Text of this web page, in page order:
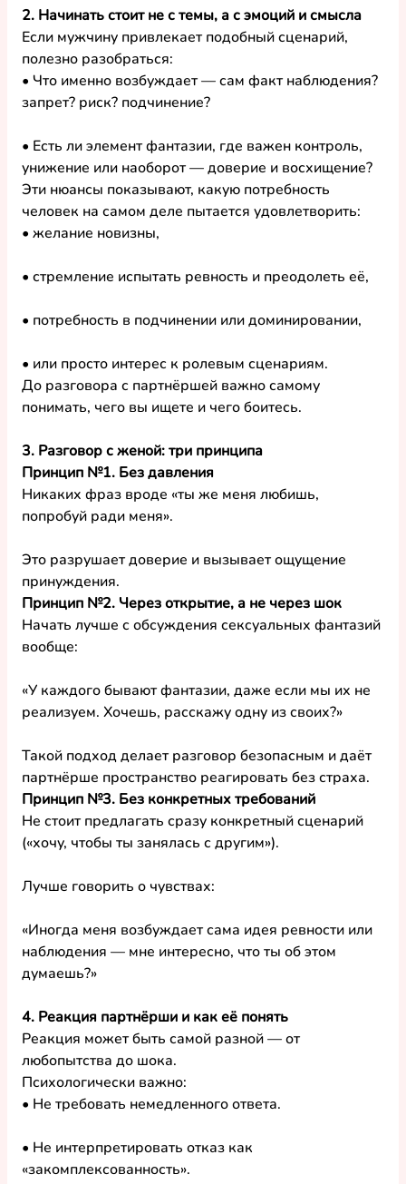
2. Начинать стоит не с темы, а с эмоций и смысла
Если мужчину привлекает подобный сценарий,
полезно разобраться:
• Что именно возбуждает — сам факт наблюдения?
запрет? риск? подчинение?
• Есть ли элемент фантазии, где важен контроль,
унижение или наоборот — доверие и восхищение?
Эти нюансы показывают, какую потребность
человек на самом деле пытается удовлетворить:
• желание новизны,
• стремление испытать ревность и преодолеть её,
• потребность в подчинении или доминировании,
• или просто интерес к ролевым сценариям.
До разговора с партнёршей важно самому
понимать, чего вы ищете и чего боитесь.
3. Разговор с женой: три принципа
Принцип №1. Без давления
Никаких фраз вроде «ты же меня любишь,
попробуй ради меня».
Это разрушает доверие и вызывает ощущение
принуждения.
Принцип №2. Через открытие, а не через шок
Начать лучше с обсуждения сексуальных фантазий
вообще:
«У каждого бывают фантазии, даже если мы их не
реализуем. Хочешь, расскажу одну из своих?»
Такой подход делает разговор безопасным и даёт
партнёрше пространство реагировать без страха.
Принцип №3. Без конкретных требований
Не стоит предлагать сразу конкретный сценарий
(«хочу, чтобы ты занялась с другим»).
Лучше говорить о чувствах:
«Иногда меня возбуждает сама идея ревности или
наблюдения — мне интересно, что ты об этом
думаешь?»
4. Реакция партнёрши и как её понять
Реакция может быть самой разной — от
любопытства до шока.
Психологически важно:
• Не требовать немедленного ответа.
• Не интерпретировать отказ как
«закомплексованность».